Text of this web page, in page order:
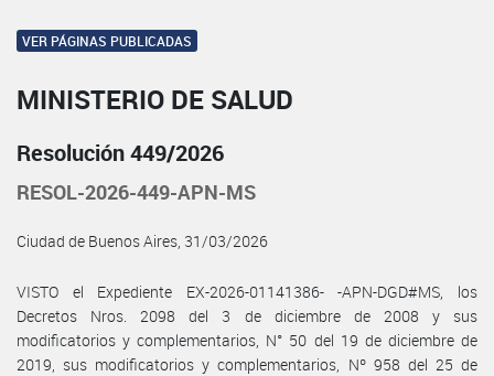
VER PÁGINAS PUBLICADAS
MINISTERIO DE SALUD
Resolución 449/2026
RESOL-2026-449-APN-MS
Ciudad de Buenos Aires, 31/03/2026
VISTO el Expediente EX-2026-01141386- -APN-DGD#MS, los
Decretos Nros. 2098 del 3 de diciembre de 2008 y sus
modificatorios y complementarios, N° 50 del 19 de diciembre de
2019, sus modificatorios y complementarios, Nº 958 del 25 de